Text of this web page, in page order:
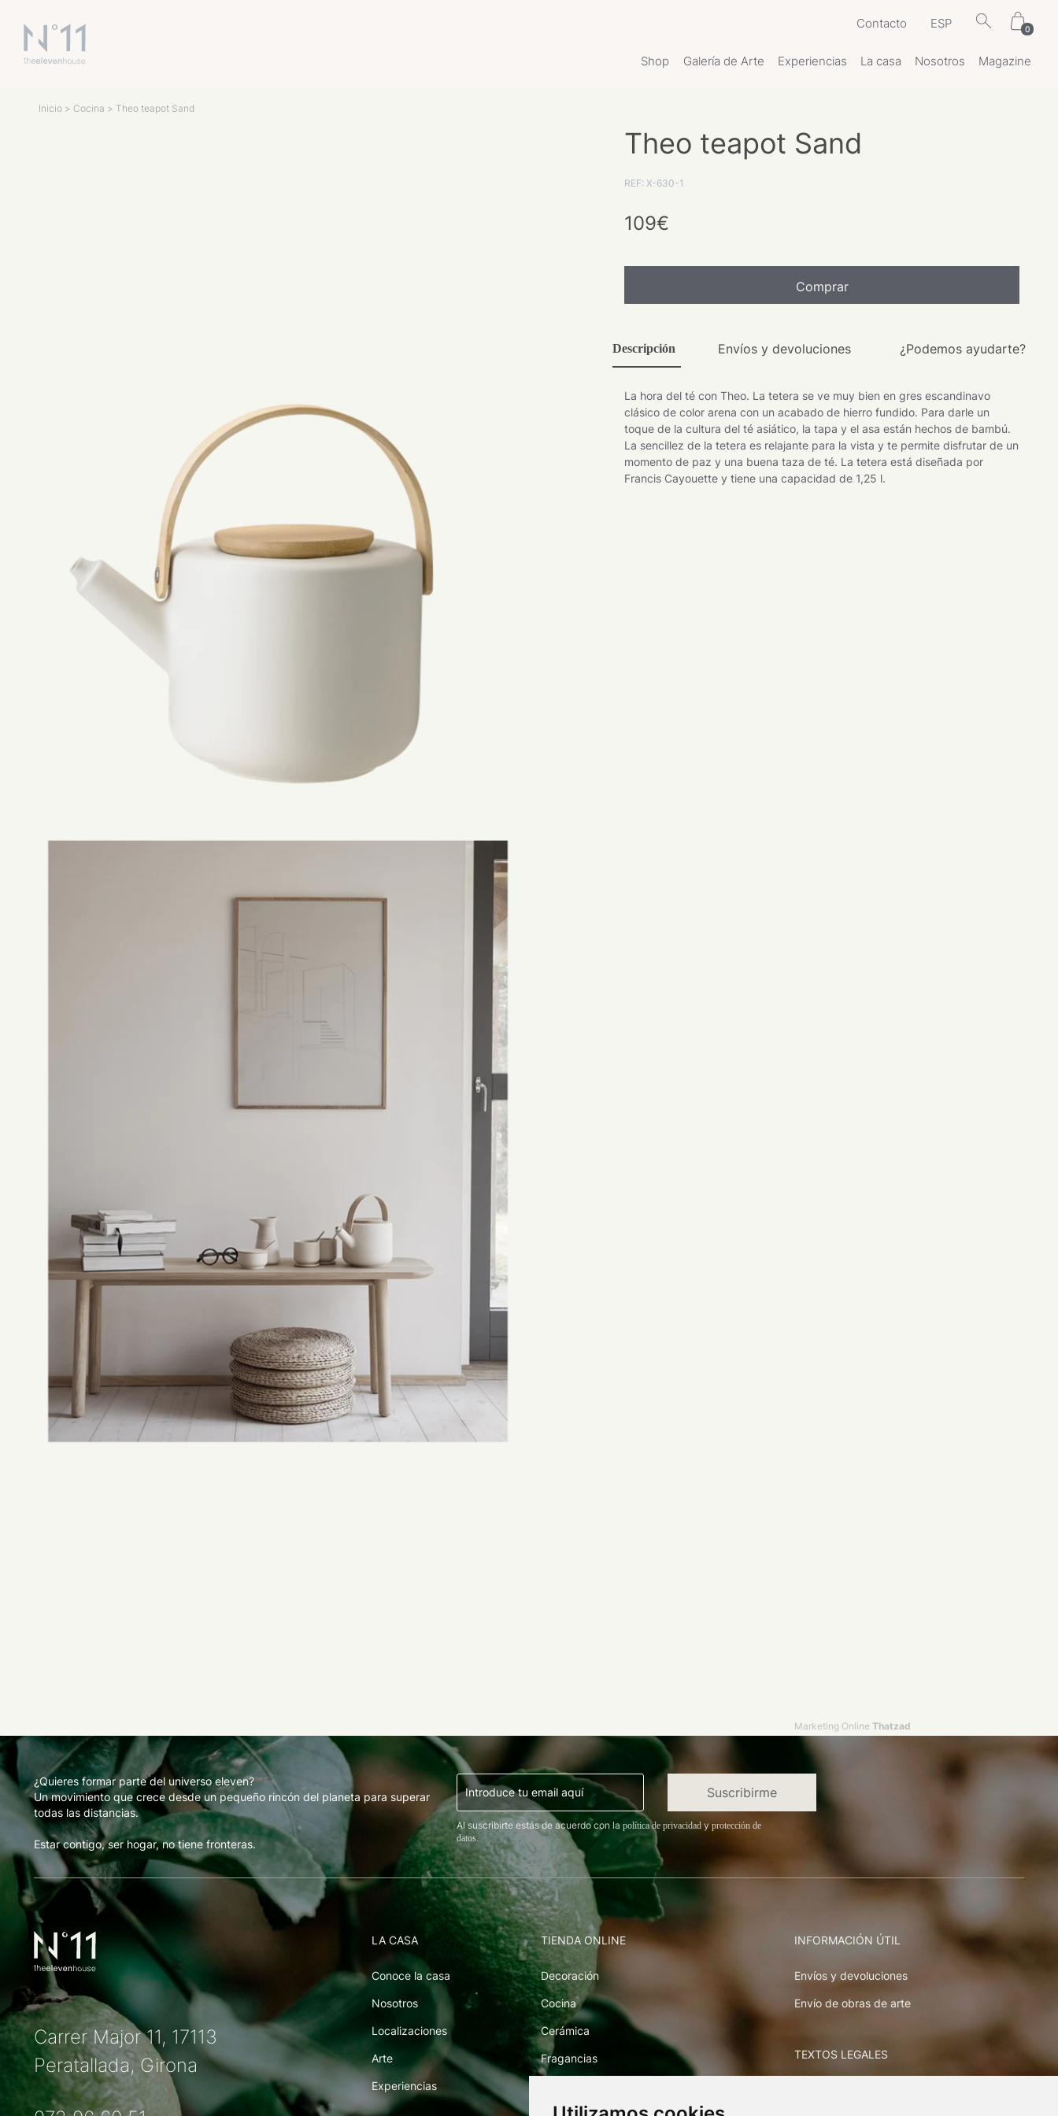
Contacto ESP 0
Shop Galería de Arte Experiencias La casa Nosotros Magazine
Inicio> Cocina > Theo teapot Sand
Theo teapot Sand
REF: X-630-1
109€
Comprar
Descripción Envíos y devoluciones ¿Podemos ayudarte?
La hora del té con Theo. La tetera se ve muy bien en gres escandinavo
clásico de color arena con un acabado de hierro fundido. Para darle un
toque de la cultura del té asiático, la tapa y el asa están hechos de bambú.
La sencillez de la tetera es relajante para la vista y te permite disfrutar de un
momento de paz y una buena taza de té. La tetera está diseñada por
Francis Cayouette y tiene una capacidad de 1,25 l.
Marketing Online Thatzad
¿Quieres formar parte del universo eleven?
Un movimiento que crece desde un pequeño rincón del planeta para superar
todas las distancias.
Estar contigo, ser hogar, no tiene fronteras.
Al suscribirte estás de acuerdo con la política de privacidady protección de
datos.
Carrer Major 11, 17113
Peratallada, Girona
LA CASA
Conoce la casa
Nosotros
Localizaciones
Arte
Experiencias
TIENDA ONLINE
Decoración
Cocina
Cerámica
Fragancias
Libros
INFORMACIÓN ÚTIL
Envíos y devoluciones
Envío de obras de arte
TEXTOS LEGALES